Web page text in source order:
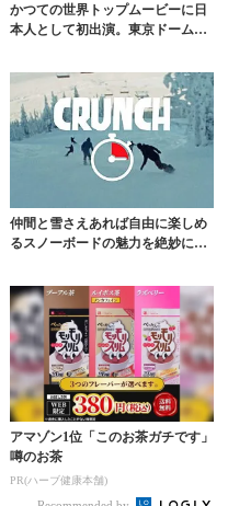
かつての世界トップムービーに日
本人として初出演。東京ドームを
仲間と雪さえあれば自由に楽しめ
るスノーボードの魅力を絶妙に表
アマゾン1位「このお茶ガチです」
噂のお茶
PR(ハーブ健康本舗)